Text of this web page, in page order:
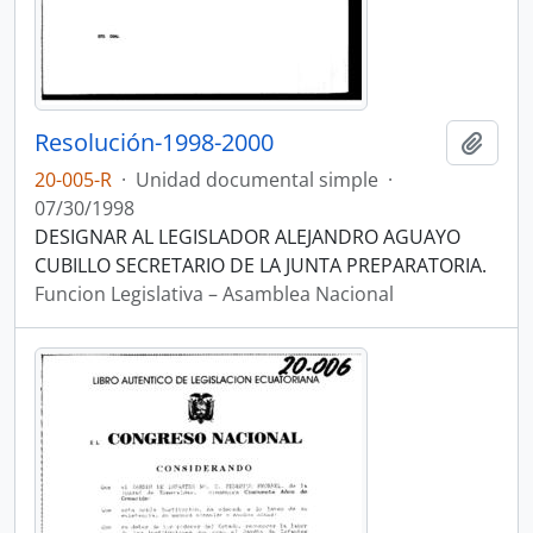
Resolución-1998-2000
20-005-R · Unidad documental simple ·
07/30/1998
DESIGNAR AL LEGISLADOR ALEJANDRO AGUAYO
CUBILLO SECRETARIO DE LA JUNTA PREPARATORIA.
Funcion Legislativa – Asamblea Nacional